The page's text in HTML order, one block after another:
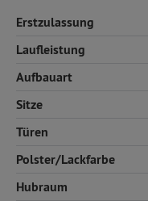
Erstzulassung
Laufleistung
Aufbauart
Sitze
Türen
Polster/Lackfarbe
Hubraum